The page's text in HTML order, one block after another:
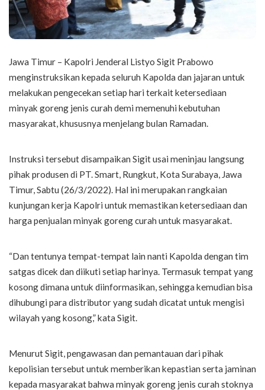
Jawa Timur – Kapolri Jenderal Listyo Sigit Prabowo
menginstruksikan kepada seluruh Kapolda dan jajaran untuk
melakukan pengecekan setiap hari terkait ketersediaan
minyak goreng jenis curah demi memenuhi kebutuhan
masyarakat, khususnya menjelang bulan Ramadan.
Instruksi tersebut disampaikan Sigit usai meninjau langsung
pihak produsen di PT. Smart, Rungkut, Kota Surabaya, Jawa
Timur, Sabtu (26/3/2022). Hal ini merupakan rangkaian
kunjungan kerja Kapolri untuk memastikan ketersediaan dan
harga penjualan minyak goreng curah untuk masyarakat.
“Dan tentunya tempat-tempat lain nanti Kapolda dengan tim
satgas dicek dan diikuti setiap harinya. Termasuk tempat yang
kosong dimana untuk diinformasikan, sehingga kemudian bisa
dihubungi para distributor yang sudah dicatat untuk mengisi
wilayah yang kosong,” kata Sigit.
Menurut Sigit, pengawasan dan pemantauan dari pihak
kepolisian tersebut untuk memberikan kepastian serta jaminan
kepada masyarakat bahwa minyak goreng jenis curah stoknya